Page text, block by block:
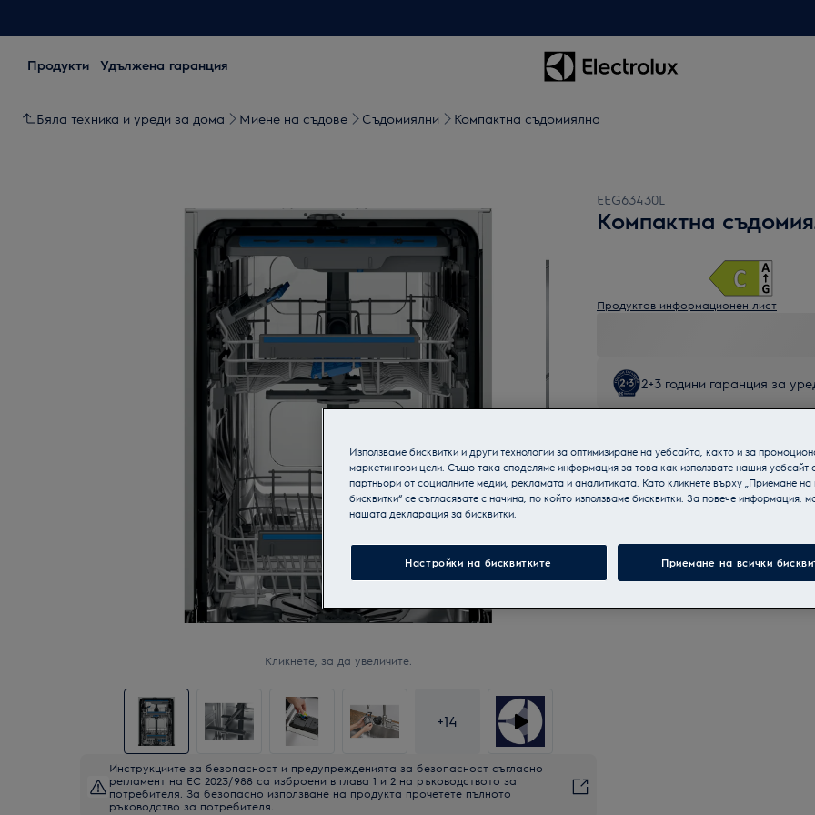
Продукти Удължена гаранция
Бяла техника и уреди за дома Миене на съдове Съдомиялни Компактна съдомиялна
Кликнете, за да увеличите.
+14
Инструкциите за безопасност и предупрежденията за безопасност съгласно
регламент на ЕС 2023/988 са изброени в глава 1 и 2 на ръководството за
потребителя. За безопасно използване на продукта прочетете пълното
ръководство за потребителя.
EEG63430L
Компактна
Продуктов информационен лист
2+3 години гаранция за
Използваме бисквитки и други технологии за оптимизиране на уебсайта, както и за
маркетингови цели. Също така споделяме информация за това как използвате нашия уебсайт
партньори от социалните медии, рекламата и аналитиката. Като кликнете върху „Приемане на
бисквитки“ се съгласявате с начина, по който използваме бисквитки. За повече информация,
нашата декларация за бисквитки.
Настройки на бисквитките Приемане на всички